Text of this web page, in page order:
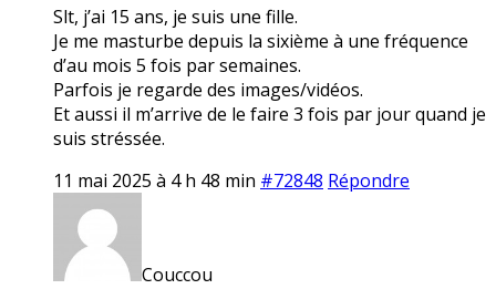
Slt, j’ai 15 ans, je suis une fille.
Je me masturbe depuis la sixième à une fréquence
d’au mois 5 fois par semaines.
Parfois je regarde des images/vidéos.
Et aussi il m’arrive de le faire 3 fois par jour quand je
suis stréssée.
11 mai 2025 à 4 h 48 min #72848 Répondre
Couccou